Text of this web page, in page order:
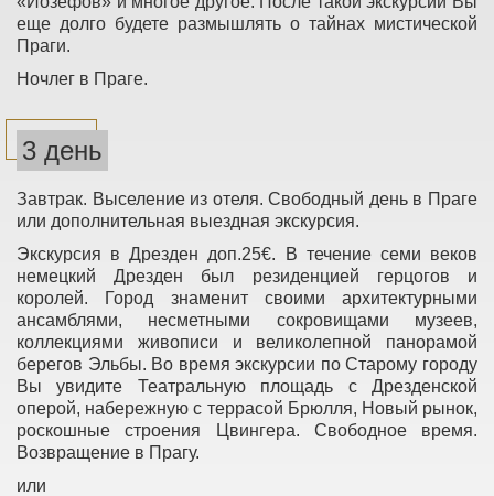
еще долго будете размышлять о тайнах мистической
Праги.
Ночлег в Праге.
3 день
Завтрак. Выселение из отеля. Свободный день в Праге
или дополнительная выездная экскурсия.
Экскурсия в Дрезден доп.25€. В течение семи веков
немецкий Дрезден был резиденцией герцогов и
королей. Город знаменит своими архитектурными
ансамблями, несметными сокровищами музеев,
коллекциями живописи и великолепной панорамой
берегов Эльбы. Во время экскурсии по Старому городу
Вы увидите Театральную площадь с Дрезденской
оперой, набережную с террасой Брюлля, Новый рынок,
роскошные строения Цвингера. Свободное время.
Возвращение в Прагу.
или